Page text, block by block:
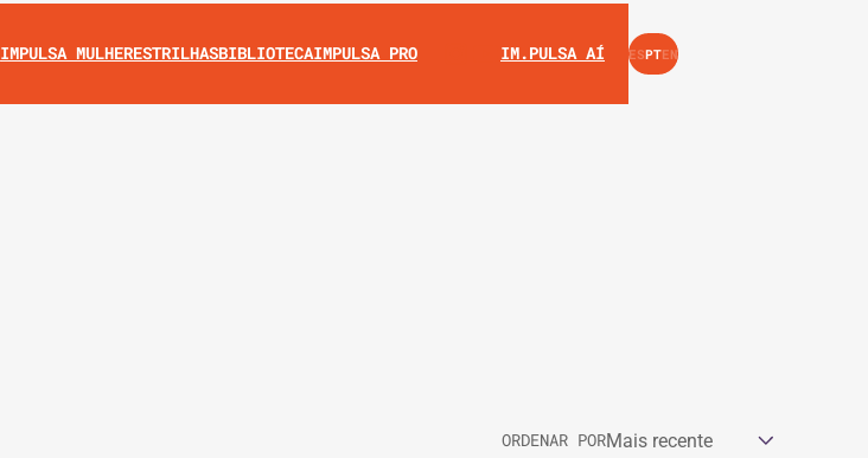
IMPULSA MULHERESTRILHASBIBLIOTECAIMPULSA PRO INSTAGRAM
YOUTUBE
IM.PULSA AÍ ESPTEN
ORDENAR POR